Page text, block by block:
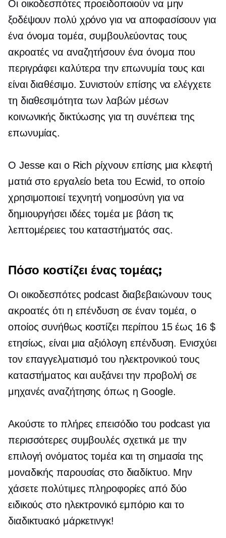
Οι οικοδεσπότες προειδοποιούν να μην
ξοδέψουν πολύ χρόνο για να αποφασίσουν για
ένα όνομα τομέα, συμβουλεύοντας τους
ακροατές να αναζητήσουν ένα όνομα που
περιγράφει καλύτερα την επωνυμία τους και
είναι διαθέσιμο. Συνιστούν επίσης να ελέγχετε
τη διαθεσιμότητα των λαβών μέσων
κοινωνικής δικτύωσης για τη συνέπεια της
επωνυμίας.
Ο Jesse και ο Rich ρίχνουν επίσης μια κλεφτή
ματιά στο εργαλείο beta του Ecwid, το οποίο
χρησιμοποιεί τεχνητή νοημοσύνη για να
δημιουργήσει ιδέες τομέα με βάση τις
λεπτομέρειες του καταστήματός σας.
Πόσο κοστίζει ένας τομέας;
Οι οικοδεσπότες podcast διαβεβαιώνουν τους
ακροατές ότι η επένδυση σε έναν τομέα, ο
οποίος συνήθως κοστίζει περίπου 15 έως 16 $
ετησίως, είναι μια αξιόλογη επένδυση. Ενισχύει
τον επαγγελματισμό του ηλεκτρονικού τους
καταστήματος και αυξάνει την προβολή σε
μηχανές αναζήτησης όπως η Google.
Ακούστε το πλήρες επεισόδιο του podcast για
περισσότερες συμβουλές σχετικά με την
επιλογή ονόματος τομέα και τη σημασία της
μοναδικής παρουσίας στο διαδίκτυο. Μην
χάσετε πολύτιμες πληροφορίες από δύο
ειδικούς στο ηλεκτρονικό εμπόριο και το
διαδικτυακό μάρκετινγκ!